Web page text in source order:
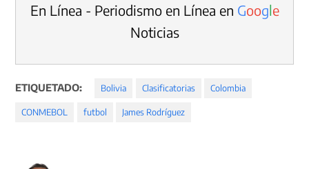
En Línea - Periodismo en Línea en Google
Noticias
ETIQUETADO: Bolivia Clasificatorias Colombia
CONMEBOL futbol James Rodríguez